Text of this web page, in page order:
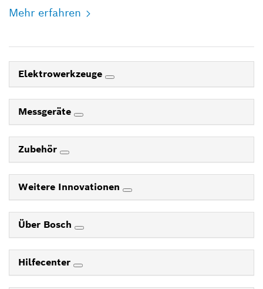
Mehr erfahren
Elektrowerkzeuge
Messgeräte
Zubehör
Weitere Innovationen
Über Bosch
Hilfecenter